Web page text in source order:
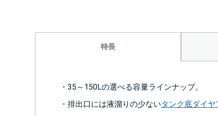
特長
・35～150Lの選べる容量ラインナップ。
・排出口には液溜りの少ないタンク底ダイ